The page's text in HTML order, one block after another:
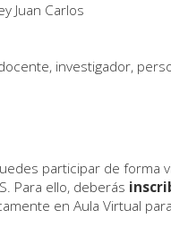
Juan Carlos
investigador,
participar de forma
Para ello, deberás
en Aula Virtual